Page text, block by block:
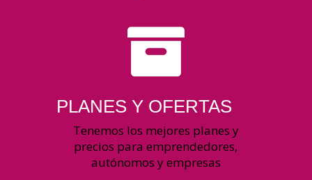

PLANES Y OFERTAS
Tenemos los mejores planes y
precios para emprendedores,
autónomos y empresas